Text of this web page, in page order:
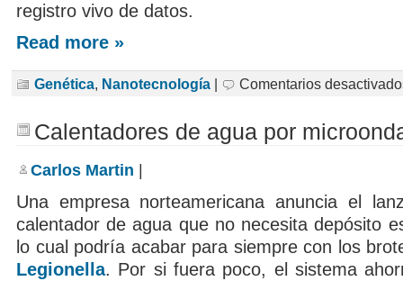
registro vivo de datos.
Read more »
Genética, Nanotecnología | Comentarios
Calentadores de agua por
Carlos Martin
Una empresa norteamericana anuncia el
calentador de agua que no necesita depósito
lo cual podría acabar para siempre con los
Legionella. Por si fuera poco, el sistema